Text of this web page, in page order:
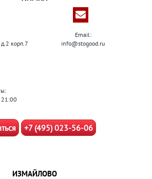
корп.7
Email:
info@stogood.ru
21:00
+7 (495) 023-56-06
ИЗМАЙЛОВО